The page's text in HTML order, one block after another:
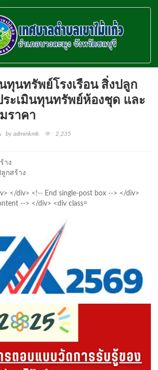
ทุนทรัพย์โรงเรือน สิ่งปลูก
ระเมินทุนทรัพย์ห้องชุด และ
ราคา
by adminkmk 2,235
าง
กสร้าง